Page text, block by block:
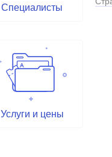
Специалисты
Услуги и цены